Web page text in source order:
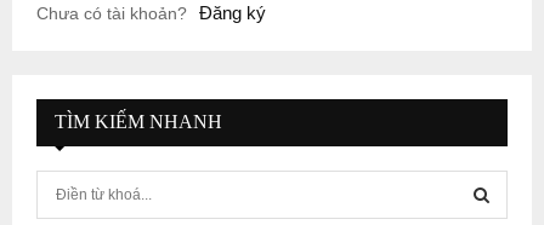
Chưa có tài khoản? Đăng ký
TÌM KIẾM NHANH